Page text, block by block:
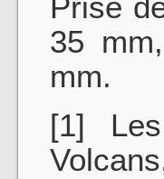
35
mm.
[1]